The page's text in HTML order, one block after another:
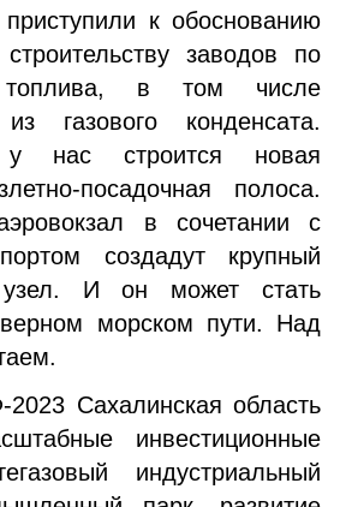
к обоснованию
заводов по
топлива, в том числе
газового конденсата.
нас строится новая
посадочная полоса.
в сочетании с
создадут крупный
узел. И он может стать
морском пути. Над
Сахалинская область
инвестиционные
индустриальный